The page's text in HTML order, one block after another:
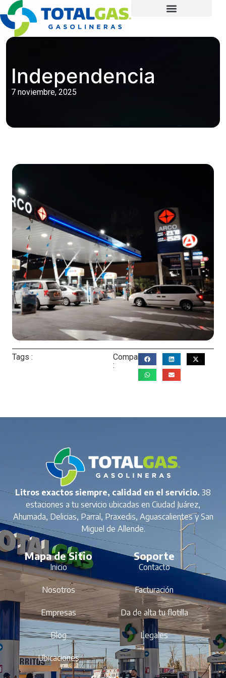
Independencia
7 noviembre, 2025
Tags :
Compartir
:
Litros exactos siempre, calidad en el servicio. 38
estaciones a tu servicio ubicadas en Ciudad Juárez,
Ahumada, Delicias, Parral, Praxedis, Aguascalientes y San
Miguel de Allende.
Mapa de Sitio
Inicio
Nosotros
Empresas
Blog
Ubicaciones
Soporte
Contacto
Facturación
Da de alta tu flotilla
Legales